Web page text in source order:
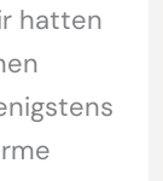
hatten